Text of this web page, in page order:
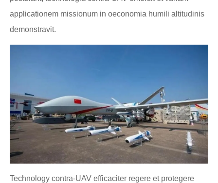
applicationem missionum in oeconomia humili altitudinis
demonstravit.
Technology contra-UAV efficaciter regere et protegere